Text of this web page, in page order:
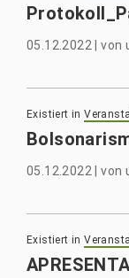
05.12.2022 |von
Existiert in
05.12.2022 |von
Existiert in